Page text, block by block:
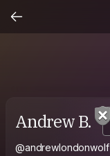
Andrew B.
@andrewlondonwolf